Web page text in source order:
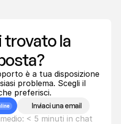
trovato la
è a tua disposizione
problema. Scegli il
preferisci.
Inviaci una email
< 5 minuti in chat